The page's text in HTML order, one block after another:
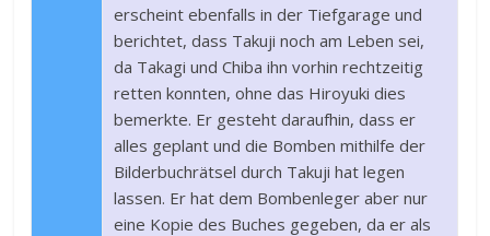
erscheint ebenfalls in der Tiefgarage und
berichtet, dass Takuji noch am Leben sei,
da Takagi und Chiba ihn vorhin rechtzeitig
retten konnten, ohne das Hiroyuki dies
bemerkte. Er gesteht daraufhin, dass er
alles geplant und die Bomben mithilfe der
Bilderbuchrätsel durch Takuji hat legen
lassen. Er hat dem Bombenleger aber nur
eine Kopie des Buches gegeben, da er als